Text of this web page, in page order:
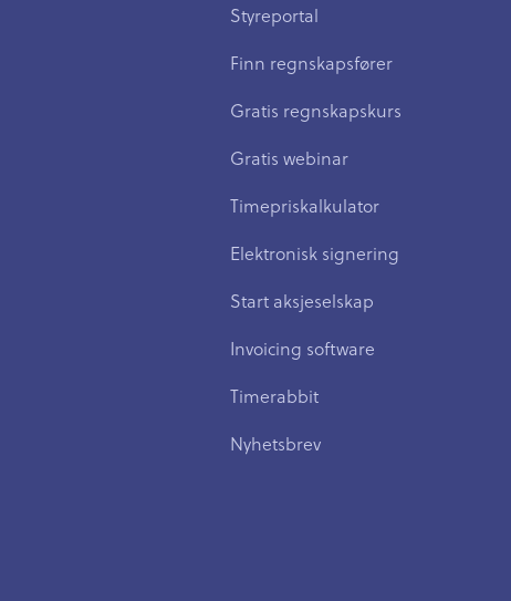
Styreportal
Finn regnskapsfører
Gratis regnskapskurs
Gratis webinar
Timepriskalkulator
Elektronisk signering
Start aksjeselskap
Invoicing software
Timerabbit
Nyhetsbrev